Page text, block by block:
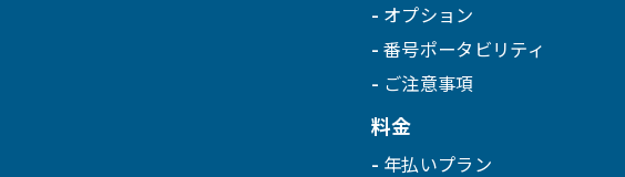
オプション
番号ポータビリティ
ご注意事項
料金
年払いプラン